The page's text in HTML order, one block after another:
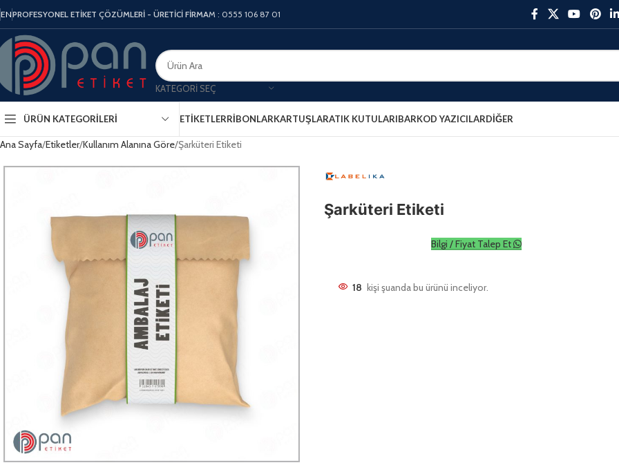
ENPROFESYONEL ETİKET ÇÖZÜMLERİ - ÜRETİCİ FİRMAM : 0555 106 87 01
KATEGORI SEÇ
ÜRÜN KATEGORILERI ETIKETLERRIBONLARKARTUŞLARATIK KUTULARIBARKOD YAZICILARDIĞER
Ana Sayfa Etiketler Kullanım Alanına Göre Şarküteri Etiketi
Şarküteri Etiketi
Bilgi / Fiyat Talep Et
18 kişi şuanda bu ürünü inceliyor.